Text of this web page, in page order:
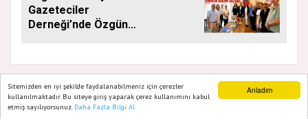
Anladım
Sitemizden en iyi şekilde faydalanabilmeniz için çerezler
kullanılmaktadır. Bu siteye giriş yaparak çerez kullanımını kabul
etmiş sayılıyorsunuz. Daha Fazla Bilgi Al
Gazeteciler
Derneği’nde Özgün
Ana Sayfa Web TV